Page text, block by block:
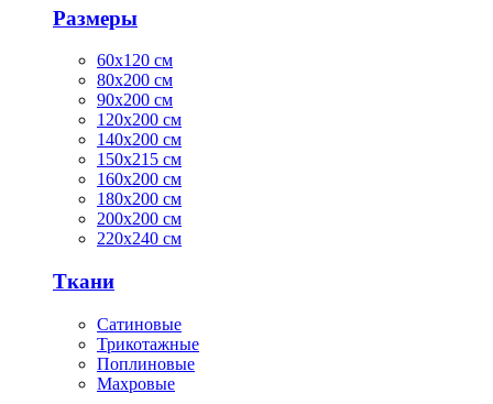
Размеры
60х120 см
80х200 см
90х200 см
120х200 см
140х200 см
150х215 см
160х200 см
180х200 см
200х200 см
220х240 см
Ткани
Сатиновые
Трикотажные
Поплиновые
Махровые